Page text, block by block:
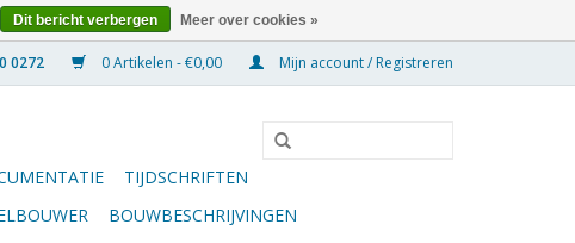
0 Artikelen - €0,00 Mijn account / Registreren
TIJDSCHRIFTEN
BOUWBESCHRIJVINGEN
Dit bericht verbergen Meer over cookies »